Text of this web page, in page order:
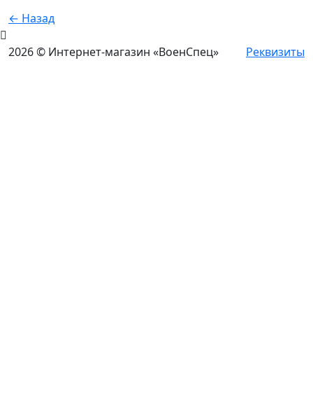
← Назад
2026 © Интернет-магазин «ВоенСпец» Реквизиты